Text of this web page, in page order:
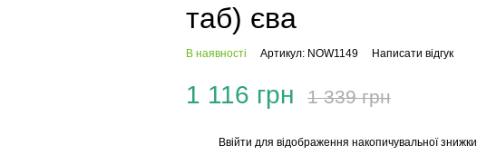
таб) єва
В наявності Артикул: NOW1149 Написати відгук
1 116 грн 1 339 грн
Ввійти для відображення накопичувальної знижки